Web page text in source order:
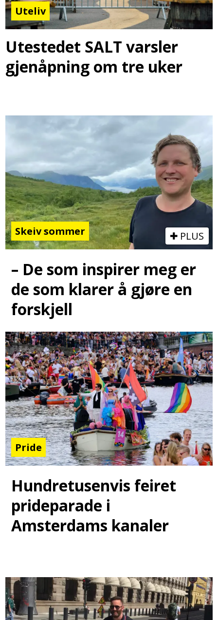
Uteliv
Utestedet SALT varsler
gjenåpning om tre uker
Skeiv sommer PLUS
– De som inspirer meg er
de som klarer å gjøre en
forskjell
Pride
Hundretusenvis feiret
prideparade i
Amsterdams kanaler